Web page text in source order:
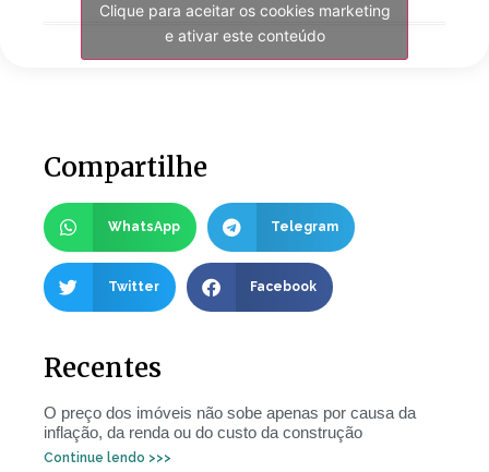
Clique para aceitar os cookies marketing
e ativar este conteúdo
Compartilhe
WhatsApp Telegram
Twitter Facebook
Recentes
O preço dos imóveis não sobe apenas por causa da
inflação, da renda ou do custo da construção
Continue lendo >>>